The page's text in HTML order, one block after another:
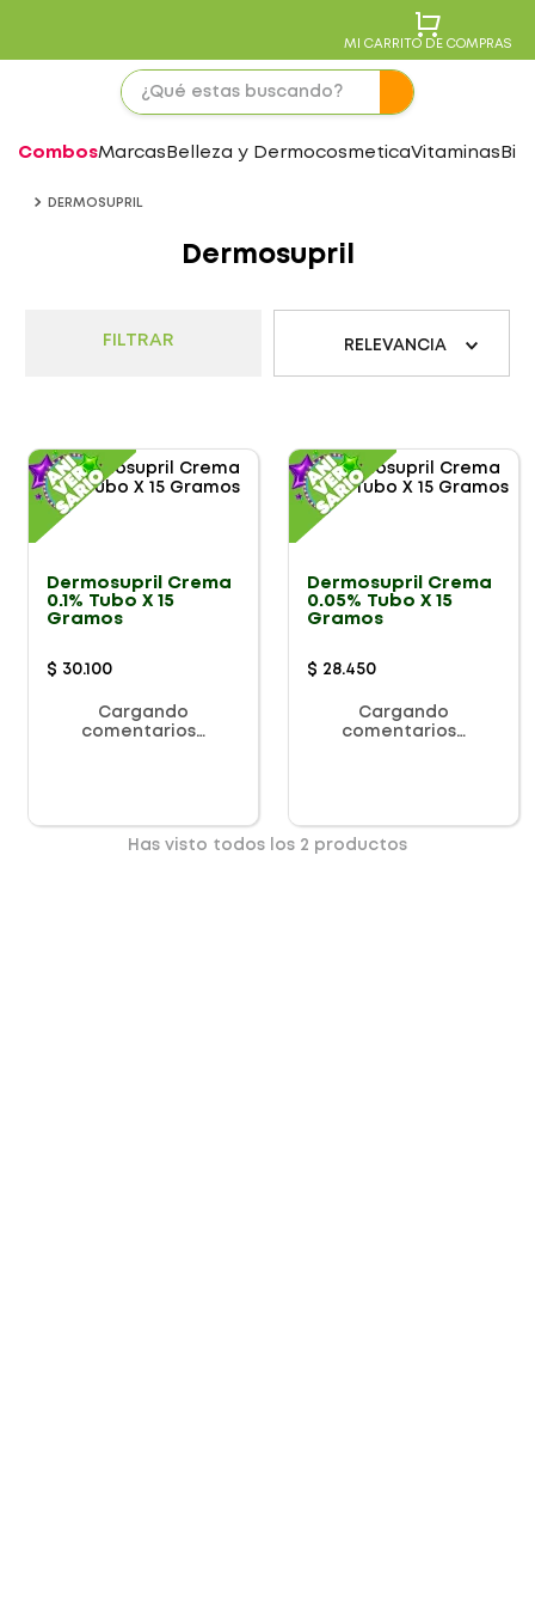
MI CARRITO DE COMPRAS
CombosMarcas Belleza y DermocosmeticaVitaminas
DERMOSUPRIL
Dermosupril
FILTRAR RELEVANCIA
Dermosupril Crema
0.1% Tubo X 15
Gramos
$ 30.100
Cargando
comentarios…
Dermosupril Crema
0.05% Tubo X 15
Gramos
$ 28.450
Cargando
comentarios…
Has visto todos los 2 productos